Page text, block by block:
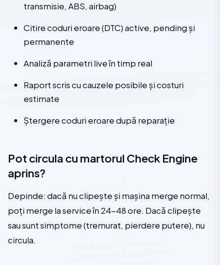
transmisie, ABS, airbag)
Citire coduri eroare (DTC) active, pending și
permanente
Analiză parametri live în timp real
Raport scris cu cauzele posibile și costuri
estimate
Ștergere coduri eroare după reparație
Pot circula cu martorul Check Engine
aprins?
Depinde: dacă nu clipește și mașina merge normal,
poți merge la service în 24-48 ore. Dacă clipește
sau sunt simptome (tremurat, pierdere putere), nu
circula.